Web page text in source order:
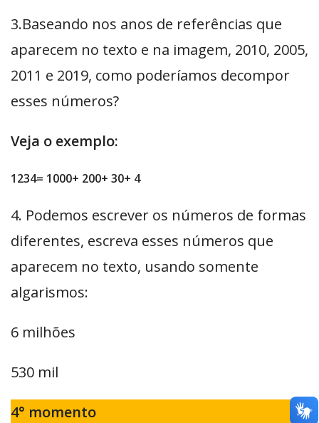
3.Baseando nos anos de referências que
aparecem no texto e na imagem, 2010, 2005,
2011 e 2019, como poderíamos decompor
esses números?
Veja o exemplo:
1234= 1000+ 200+ 30+ 4
4. Podemos escrever os números de formas
diferentes, escreva esses números que
aparecem no texto, usando somente
algarismos:
6 milhões
530 mil
4° momento